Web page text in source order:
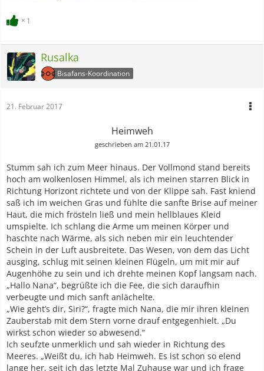
1
Rusalka
Bisafans-Koordination
21. Februar 2017
Heimweh
geschrieben am 21.01.17
Stumm sah ich zum Meer hinaus. Der Vollmond stand bereits
hoch am wolkenlosen Himmel, als ich meinen starren Blick in
Richtung Horizont richtete und von der Klippe sah. Fast kniend
saß ich im weichen Gras und fühlte die sanfte Brise auf meiner
Haut, die mich frösteln ließ und mein hellblaues Kleid
umspielte. Ich schlang die Arme um meinen Körper und
haschte nach Wärme, als sich neben mir ein leuchtender
Schein in der Luft ausbreitete. Das Wesen, von dem das Licht
ausging, schlug mit seinen kleinen Flügeln, um mit mir auf
Augenhöhe zu sein und ich drehte meinen Kopf langsam nach.
„Hallo Nana“, begrüßte ich die Fee, die sich daraufhin
verbeugte und mich sanft anlächelte.
„Wie geht’s dir, Siri?“, fragte mich Nana, die mir ihren kleinen
Zauberstab mit dem Stern vorne drauf entgegenhielt. „Du
wirkst schon wieder so abwesend.“
Ich seufzte unmerklich und sah wieder in Richtung des
Meeres. „Weißt du, ich hab Heimweh. Es ist schon so elend
lange her, seit ich das letzte Mal Zuhause war und ich frage